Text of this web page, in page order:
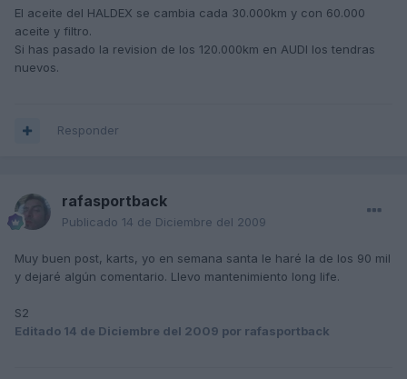
El aceite del HALDEX se cambia cada 30.000km y con 60.000
aceite y filtro.
Si has pasado la revision de los 120.000km en AUDI los tendras
nuevos.
Responder
rafasportback
Publicado 14 de Diciembre del 2009
Muy buen post, karts, yo en semana santa le haré la de los 90 mil
y dejaré algún comentario. Llevo mantenimiento long life.
S2
Editado 14 de Diciembre del 2009 por rafasportback